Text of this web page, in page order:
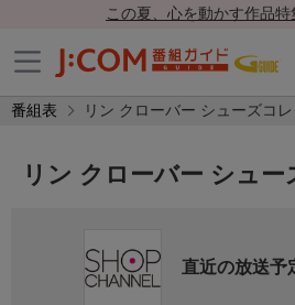
この夏、心を動かす作品特
番組表 リン クローバー シューズコ
リン クローバー シュ
直近の放送予